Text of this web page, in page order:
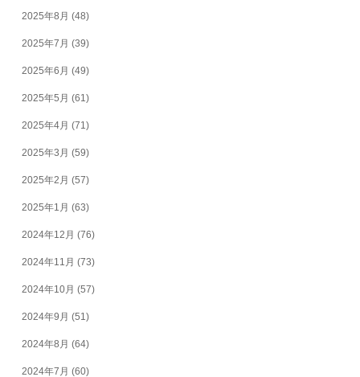
2025年8月 (48)
2025年7月 (39)
2025年6月 (49)
2025年5月 (61)
2025年4月 (71)
2025年3月 (59)
2025年2月 (57)
2025年1月 (63)
2024年12月 (76)
2024年11月 (73)
2024年10月 (57)
2024年9月 (51)
2024年8月 (64)
2024年7月 (60)